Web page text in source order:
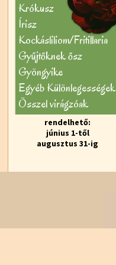
Krókusz
Írisz
Kockásliliom/Fritillaria
Gyűjtőknek ősz
Gyöngyike
Egyéb Különlegességek
Õsszel virágzóak
rendelhető:
június 1-től
augusztus 31-ig